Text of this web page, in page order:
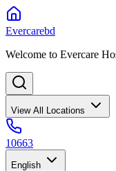
Evercarebd
Welcome to Evercare
View All Locations
10663
English